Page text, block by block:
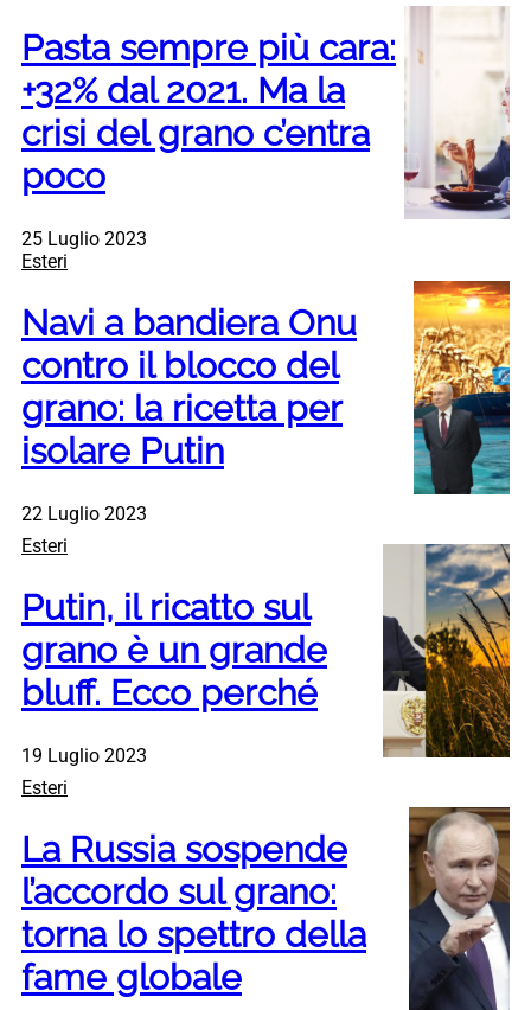
Pasta sempre più cara:
+32% dal 2021. Ma la
crisi del grano c’entra
poco
25 Luglio 2023
Esteri
Navi a bandiera Onu
contro il blocco del
grano: la ricetta per
isolare Putin
22 Luglio 2023
Esteri
Putin, il ricatto sul
grano è un grande
bluff. Ecco perché
19 Luglio 2023
Esteri
La Russia sospende
l’accordo sul grano:
torna lo spettro della
fame globale